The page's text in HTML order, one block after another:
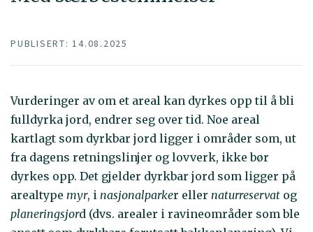
PUBLISERT: 14.08.2025
Vurderinger av om et areal kan dyrkes opp til å bli
fulldyrka jord, endrer seg over tid. Noe areal
kartlagt som dyrkbar jord ligger i områder som, ut
fra dagens retningslinjer og lovverk, ikke bør
dyrkes opp. Det gjelder dyrkbar jord som ligger på
arealtype myr, i nasjonalparker eller naturreservat og
planeringsjord (dvs. arealer i ravineområder som ble